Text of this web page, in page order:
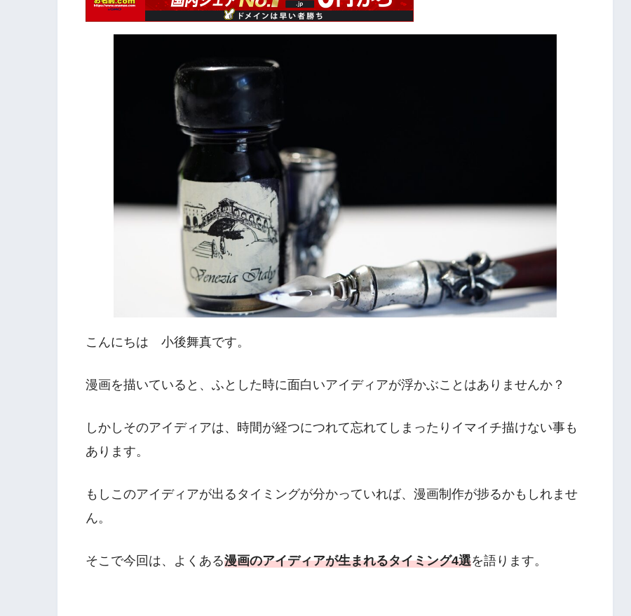
こんにちは 小後舞真です。
漫画を描いていると、ふとした時に面白いアイディアが浮かぶことはありませんか？
しかしそのアイディアは、時間が経つにつれて忘れてしまったりイマイチ描けない事も
あります。
もしこのアイディアが出るタイミングが分かっていれば、漫画制作が捗るかもしれませ
ん。
そこで今回は、よくある漫画のアイディアが生まれるタイミング4選を語ります。